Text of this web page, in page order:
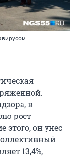
в
рост
этого, он унес
13,4%,